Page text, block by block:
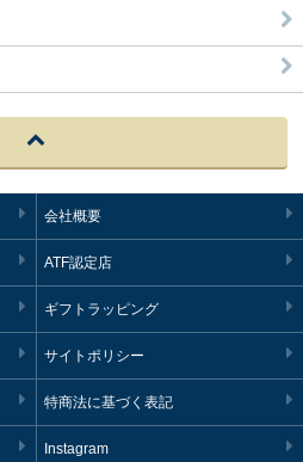
会社概要
ATF認定店
ギフトラッピング
サイトポリシー
特商法に基づく表記
Instagram